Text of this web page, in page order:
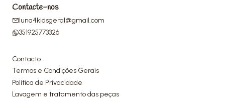
Contacte-nos
luna4kidsgeral@gmail.com
351925773326
Contacto
Termos e Condições Gerais
Política de Privacidade
Lavagem e tratamento das peças